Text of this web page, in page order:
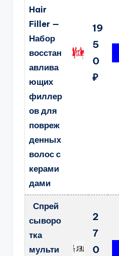
Hair
Filler —
Набор
восстан
авлива
ющих
филлер
ов для
повреж
денных
волос с
керами
дами
19
5
0
₽
Спрей
сыворо
тка
мульти
2
7
0